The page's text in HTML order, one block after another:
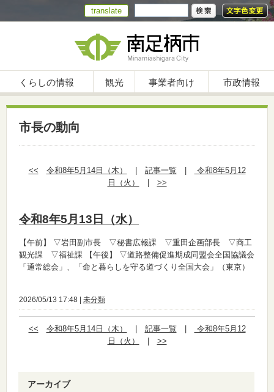
translate
くらしの情報 観光 事業者向け 市政情報
市長の動向
<< 令和8年5月14日（木） 記事一覧
令和8年5月12
日（火）
>>
令和8年5月13日（水）
【午前】
▽岩田副市長 ▽秘書広報課 ▽重田企画部長 ▽商工
観光課 ▽福祉課 【午後】
▽道路整備促進期成同盟会全国協議会
「通常総会」、「命と暮らしを守る道づくり全国大会」（東京）
2026/05/13 17:48 | 未分類
<< 令和8年5月14日（木） 記事一覧
令和8年5月12
日（火）
>>
アーカイブ